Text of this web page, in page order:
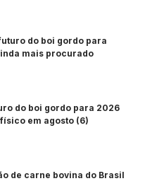
do boi gordo para
mais procurado
do boi gordo para 2026
em agosto (6)
de carne bovina do Brasil